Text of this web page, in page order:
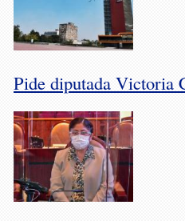
Pide diputada Victoria